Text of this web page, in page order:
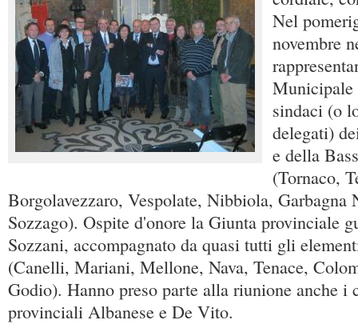
Nel
novembre
Municipale
sindaci (o
delegati)
e della
(Tornaco,
Borgolavezzaro, Vespolate, Nibbiola, Garbagna
Sozzago). Ospite d'onore la Giunta provinciale
Sozzani, accompagnato da quasi tutti gli
(Canelli, Mariani, Mellone, Nava, Tenace,
Godio). Hanno preso parte alla riunione anche i
provinciali Albanese e De Vito.